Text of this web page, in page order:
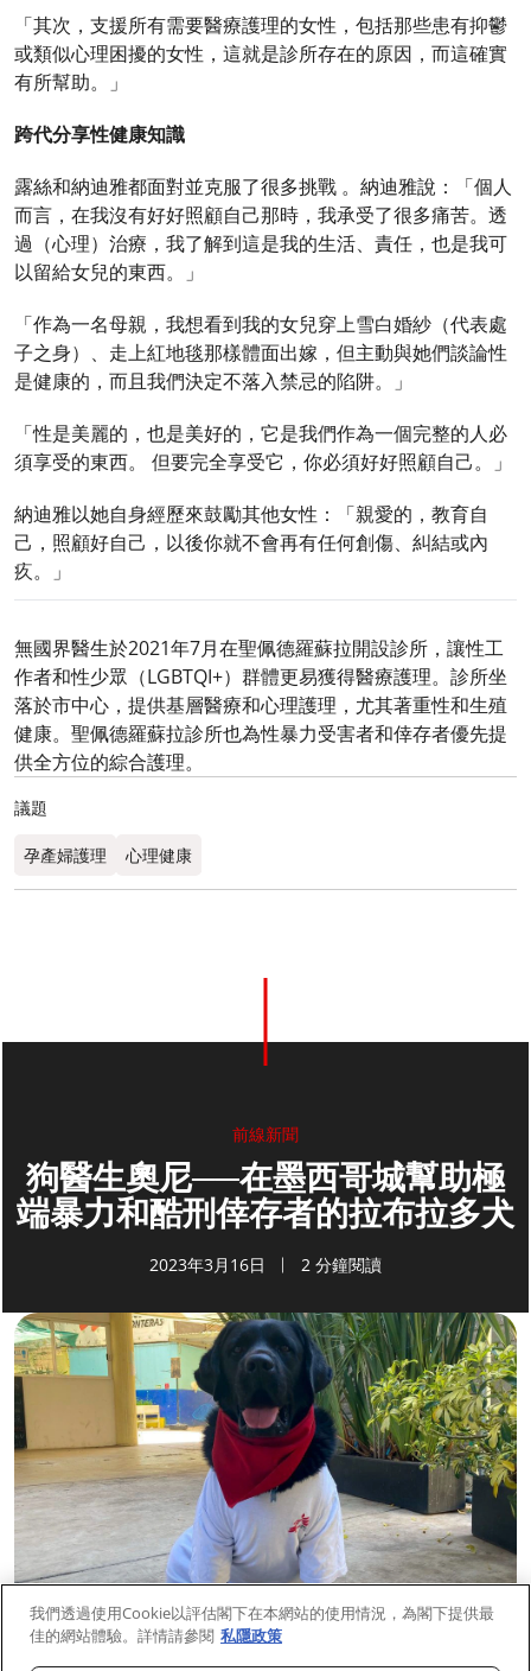
「其次，支援所有需要醫療護理的女性，包括那些患有抑鬱
或類似心理困擾的女性，這就是診所存在的原因，而這確實
有所幫助。」
跨代分享性健康知識
露絲和納迪雅都面對並克服了很多挑戰 。納迪雅說：「個人
而言，在我沒有好好照顧自己那時，我承受了很多痛苦。透
過（心理）治療，我了解到這是我的生活、責任，也是我可
以留給女兒的東西。」
「作為一名母親，我想看到我的女兒穿上雪白婚紗（代表處
子之身）、走上紅地毯那樣體面出嫁，但主動與她們談論性
是健康的，而且我們決定不落入禁忌的陷阱。」
「性是美麗的，也是美好的，它是我們作為一個完整的人必
須享受的東西。 但要完全享受它，你必須好好照顧自己。」
納迪雅以她自身經歷來鼓勵其他女性：「親愛的，教育自
己，照顧好自己，以後你就不會再有任何創傷、糾結或內
疚。」
無國界醫生於2021年7月在聖佩德羅蘇拉開設診所，讓性工
作者和性少眾（LGBTQI+）群體更易獲得醫療護理。診所坐
落於市中心，提供基層醫療和心理護理，尤其著重性和生殖
健康。聖佩德羅蘇拉診所也為性暴力受害者和倖存者優先提
供全方位的綜合護理。
議題
孕產婦護理 心理健康
前線新聞
狗醫生奧尼──在墨西哥城幫助極
端暴力和酷刑倖存者的拉布拉多犬
2023年3月16日 2 分鐘閱讀
我們透過使用Cookie以評估閣下在本網站的使用情況，為閣下提供最
佳的網站體驗。詳情請參閱 私隱政策